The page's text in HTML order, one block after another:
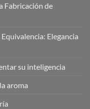
Fabricación de
Elegancia
su inteligencia
aroma